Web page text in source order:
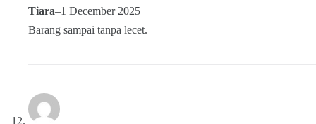
Tiara–1 December 2025
Barang sampai tanpa lecet.